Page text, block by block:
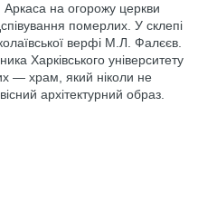
на огорожу церкви
померлих. У склепі
верфі М.Л. Фалєєв.
Харківського університету
— храм, який ніколи не
архітектурний образ.